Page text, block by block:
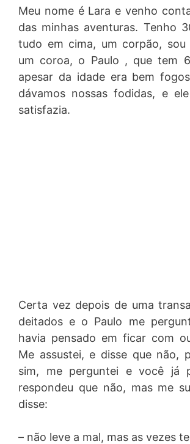
Meu nome é Lara e venho
das minhas aventuras. Tenho
tudo em cima, um corpão, sou
um coroa, o Paulo , que tem
apesar da idade era bem
dávamos nossas fodidas, e
satisfazia.
Certa vez depois de uma
deitados e o Paulo me
havia pensado em ficar com
Me assustei, e disse que não,
sim, me perguntei e você já
respondeu que não, mas me
disse:
– não leve a mal, mas as vezes